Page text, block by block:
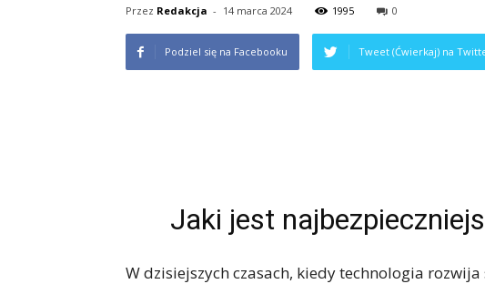
Przez Redakcja - 14 marca 2024 1995 0
Podziel się na Facebooku Tweet (Ćwierkaj) na
Jaki jest
W dzisiejszych czasach, kiedy technologia